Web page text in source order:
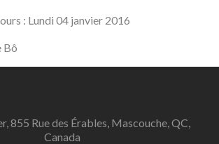
: Lundi 04 janvier 2016
Bô
855 Rue des Érables, Mascouche, QC,
Canada